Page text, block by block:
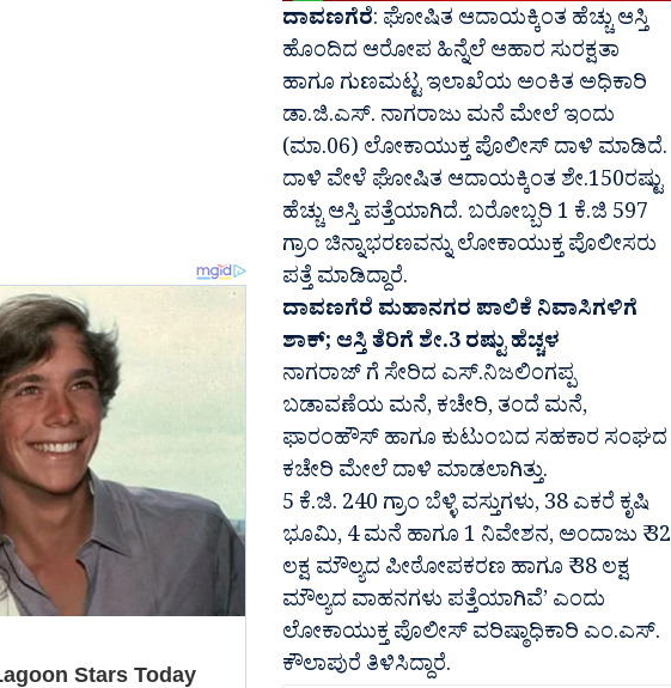
ದಾವಣಗೆರೆ: ಘೋಷಿತ ಆದಾಯಕ್ಕಿಂತ ಹೆಚ್ಚು ಆಸ್ತಿ
ಹೊಂದಿದ ಆರೋಪ ಹಿನ್ನೆಲೆ ಆಹಾರ ಸುರಕ್ಷತಾ
ಹಾಗೂ ಗುಣಮಟ್ಟ ಇಲಾಖೆಯ ಅಂಕಿತ ಅಧಿಕಾರಿ
ಡಾ.ಜಿ.ಎಸ್. ನಾಗರಾಜು ಮನೆ ಮೇಲೆ‌ ಇಂದು
(ಮಾ.06) ಲೋಕಾಯುಕ್ತ ಪೊಲೀಸ್ ದಾಳಿ ಮಾಡಿದೆ.
ದಾಳಿ ವೇಳೆ ಘೋಷಿತ ಆದಾಯಕ್ಕಿಂತ ಶೇ.150ರಷ್ಟು
ಹೆಚ್ಚು ಆಸ್ತಿ ಪತ್ತೆಯಾಗಿದೆ. ಬರೋಬ್ಬರಿ 1 ಕೆ.ಜಿ 597
ಗ್ರಾಂ ಚಿನ್ನಾಭರಣವನ್ನು ಲೋಕಾಯುಕ್ತ ಪೊಲೀಸರು
ಪತ್ತೆ ಮಾಡಿದ್ದಾರೆ.
ದಾವಣಗೆರೆ ಮಹಾನಗರ ಪಾಲಿಕೆ ನಿವಾಸಿಗಳಿಗೆ
ಶಾಕ್; ಆಸ್ತಿ ತೆರಿಗೆ ಶೇ.3 ರಷ್ಟು ಹೆಚ್ಚಳ
ನಾಗರಾಜ್ ಗೆ ಸೇರಿದ ಎಸ್.ನಿಜಲಿಂಗಪ್ಪ
ಬಡಾವಣೆಯ ಮನೆ, ಕಚೇರಿ, ತಂದೆ ಮನೆ,
ಫಾರಂಹೌಸ್ ಹಾಗೂ ಕುಟುಂಬದ ಸಹಕಾರ ಸಂಘದ
ಕಚೇರಿ ಮೇಲೆ ದಾಳಿ ಮಾಡಲಾಗಿತ್ತು.
5 ಕೆ.ಜಿ. 240 ಗ್ರಾಂ ಬೆಳ್ಳಿ ವಸ್ತುಗಳು, 38 ಎಕರೆ ಕೃಷಿ
ಭೂಮಿ, 4 ಮನೆ ಹಾಗೂ 1 ನಿವೇಶನ, ಅಂದಾಜು ₹ 32
ಲಕ್ಷ ಮೌಲ್ಯದ ಪೀಠೋಪಕರಣ ಹಾಗೂ ₹ 38 ಲಕ್ಷ
ಮೌಲ್ಯದ ವಾಹನಗಳು ಪತ್ತೆಯಾಗಿವೆ’ ಎಂದು
ಲೋಕಾಯುಕ್ತ ಪೊಲೀಸ್‌ ವರಿಷ್ಠಾಧಿಕಾರಿ ಎಂ.ಎಸ್.
ಕೌಲಾಪುರೆ ತಿಳಿಸಿದ್ದಾರೆ.